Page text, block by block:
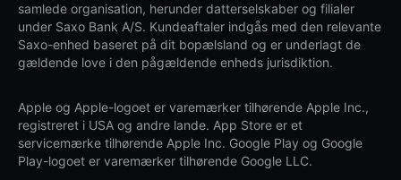
samlede organisation, herunder datterselskaber og filialer
under Saxo Bank A/S. Kundeaftaler indgås med den relevante
Saxo-enhed baseret på dit bopælsland og er underlagt de
gældende love i den pågældende enheds jurisdiktion.
Apple og Apple-logoet er varemærker tilhørende Apple Inc.,
registreret i USA og andre lande. App Store er et
servicemærke tilhørende Apple Inc. Google Play og Google
Play-logoet er varemærker tilhørende Google LLC.